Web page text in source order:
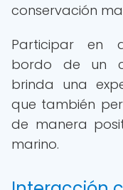
conservación
Participar en
bordo de un
brinda una
que también
de manera
marino.